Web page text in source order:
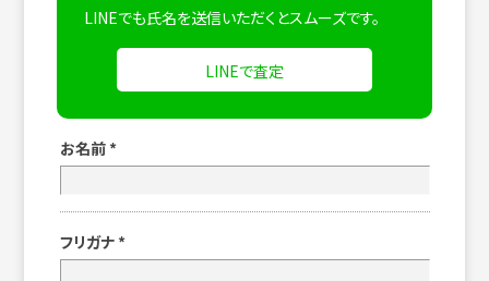
LINEでも氏名を送信いただくとスムーズです。
LINEで査定
お名前 *
フリガナ *